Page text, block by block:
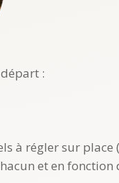
:
à régler sur place
et en fonction